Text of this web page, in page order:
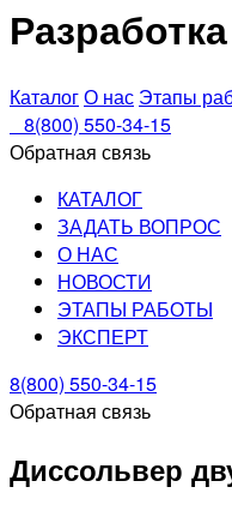
КаталогО нас Этапы
8(800) 550-34-15
Обратная связь
КАТАЛОГ
ЗАДАТЬ ВОПРОС
О НАС
НОВОСТИ
ЭТАПЫ РАБОТЫ
ЭКСПЕРТ
8(800) 550-34-15
Обратная связь
Диссольвер